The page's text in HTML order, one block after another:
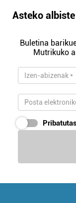
Asteko
Buletina
Mutrikuko